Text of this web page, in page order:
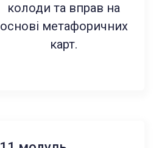
колоди та вправ на
основі метафоричних
карт.